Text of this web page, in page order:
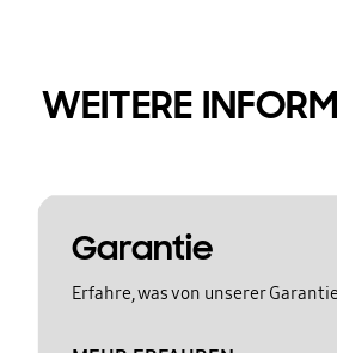
WEITERE
Garantie
Erfahre, was von unserer